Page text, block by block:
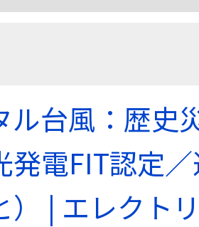
ル台風：歴史
発電FIT認定
） | エレクト